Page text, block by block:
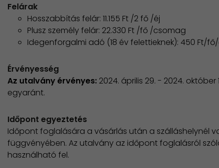
Felárak
Hosszabbítás felár: 11.155 Ft /2 fő /éj
Plusz személy felár: 22.330 Ft /fő /csomag
Idegenforgalmi adó (18 év felettieknek): 450 Ft/
Érvényesség
Az utalvány érvényes: 2024. április 29. - 2024.
egyaránt.
Időpont egyeztetés
Időpont foglalására a vásárlás után a szálláshelynél
függvényében. Az utalvány az időpont foglalásról
használható fel.